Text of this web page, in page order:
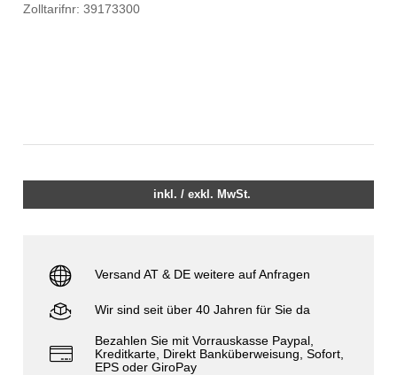
Zolltarifnr: 39173300
inkl. / exkl. MwSt.
Versand AT & DE weitere auf Anfragen
Wir sind seit über 40 Jahren für Sie da
Bezahlen Sie mit Vorrauskasse Paypal,
Kreditkarte, Direkt Banküberweisung, Sofort,
EPS oder GiroPay